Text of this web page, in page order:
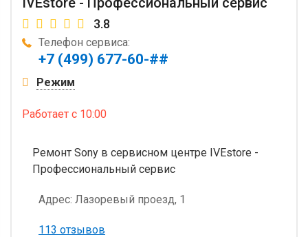
3.8
Телефон сервиса:
+7 (499) 677-60-##
Режим
Работает с 10:00
Ремонт Sony в сервисном центре IVEstore -
Профессиональный сервис
Адрес: Лазоревый проезд, 1
113 отзывов